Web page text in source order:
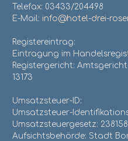
Telefax: 03433/204498
E-Mail: info@hotel-drei-
Registereintrag:
Eintragung im
Registergericht:
13173
Umsatzsteuer-ID:
Umsatzsteuer-
Umsatzsteuergesetz:
Aufsichtsbehörde: Stadt